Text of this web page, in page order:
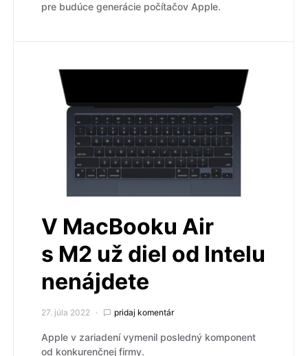
pre budúce generácie počítačov Apple.
V MacBooku Air
s M2 už diel od Intelu
nenájdete
27. júla 2022 pridaj komentár
Apple v zariadení vymenil posledný komponent
od konkurenčnej firmy.